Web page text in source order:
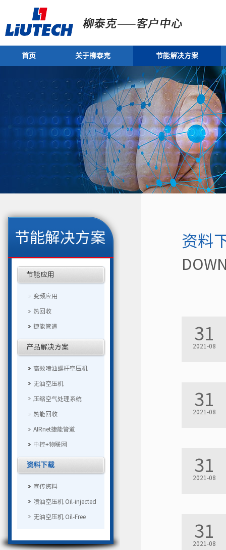
首页 关于柳泰克 节能解决方案
节能解决方案
节能应用
变频应用
热回收
捷能管道
产品解决方案
高效喷油螺杆空压机
无油空压机
压缩空气处理系统
热能回收
AIRnet捷能管道
中控+物联网
资料下载
宣传资料
喷油空压机 Oil-injected
无油空压机 Oil-Free
资料
31
2021-08
31
2021-08
31
2021-08
31
2021-08